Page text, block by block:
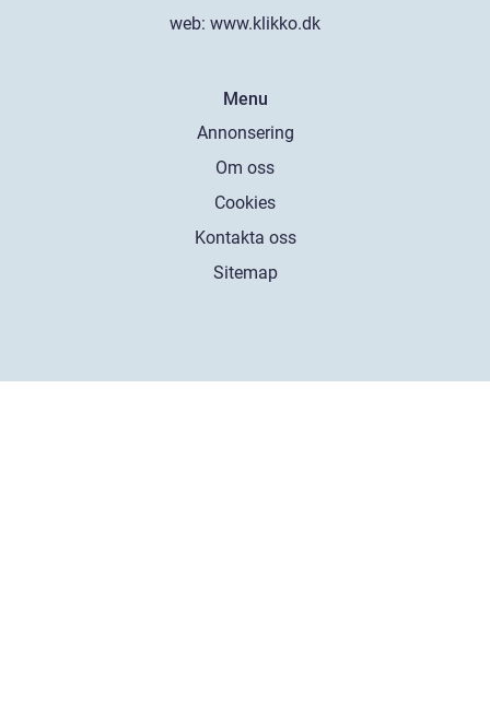
web: www.klikko.dk
Menu
Annonsering
Om oss
Cookies
Kontakta oss
Sitemap